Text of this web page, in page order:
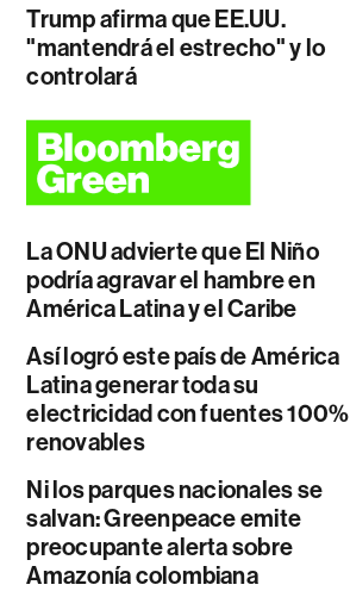
Trump afirma que EE.UU.
"mantendrá el estrecho" y lo
controlará
La ONU advierte que El Niño
podría agravar el hambre en
América Latina y el Caribe
Así logró este país de América
Latina generar toda su
electricidad con fuentes 100%
renovables
Ni los parques nacionales se
salvan: Greenpeace emite
preocupante alerta sobre
Amazonía colombiana